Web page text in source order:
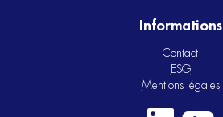
Informations
Contact
ESG
Mentions légales